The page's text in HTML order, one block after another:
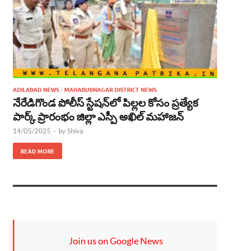
ADILABAD NEWS/MAHABUBNAGAR DISTRICT NEWS
నేరేడిగొండ పోలీస్ స్టేషన్‌లో పిల్లల కోసం ప్రత్యేక
పార్క్ ప్రారంభం జిల్లా ఎస్పీ అఖిల్ మహాజన్
14/05/2025 - byShiva
READ MORE
Join us on Google News